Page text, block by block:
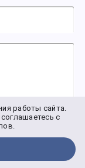
От­пра­вить
работы сайта.
с